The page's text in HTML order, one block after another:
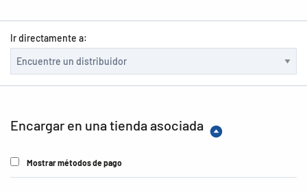
Ir directamente a:
Encargar en una tienda asociada
Mostrar métodos de pago